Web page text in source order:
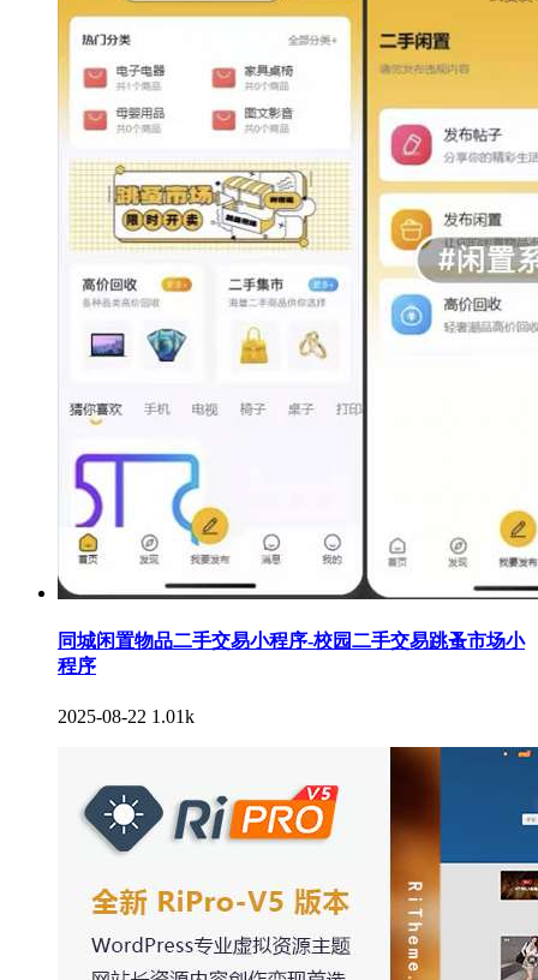
同城闲置物品二手交易小程序-校园二手交易跳蚤市场小
程序
2025-08-22 1.01k